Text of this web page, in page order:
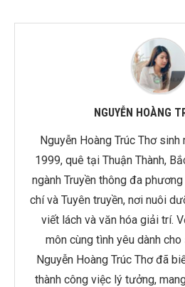
NGUYỄN HOÀNG
Nguyễn Hoàng Trúc Thơ
1999, quê tại Thuận Thành,
ngành Truyền thông đa
chí và Tuyên truyền, nơi nuôi
viết lách và văn hóa giải trí.
môn cùng tình yêu dành
Nguyễn Hoàng Trúc Thơ đã
thành công việc lý tưởng,